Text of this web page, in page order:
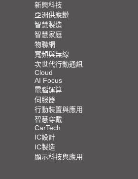
新興科技
亞洲供應鏈
智慧製造
智慧家庭
物聯網
寬頻與無線
次世代行動通訊
Cloud
AI Focus
電腦運算
伺服器
行動裝置與應用
智慧穿戴
CarTech
IC設計
IC製造
顯示科技與應用